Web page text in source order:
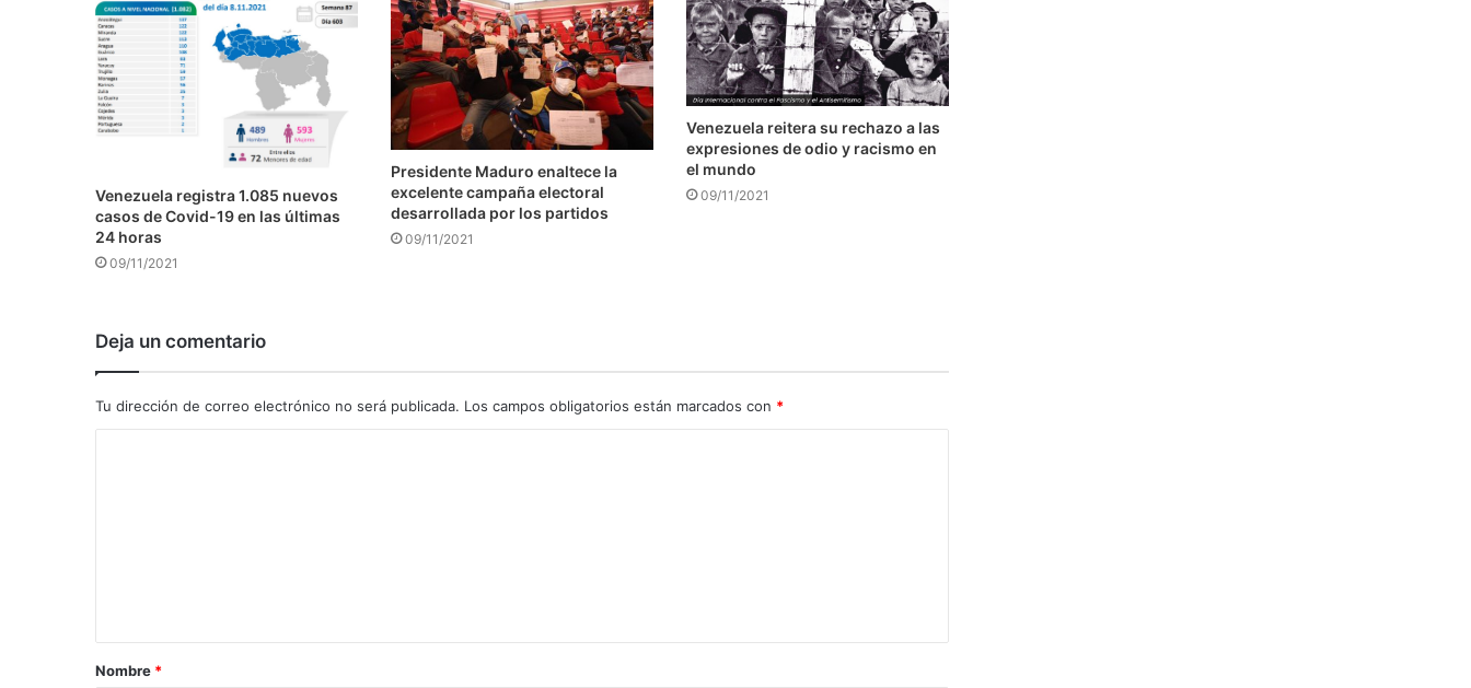
Venezuela registra 1.085 nuevos
casos de Covid-19 en las últimas
24 horas
09/11/2021
Presidente Maduro enaltece la
excelente campaña electoral
desarrollada por los partidos
09/11/2021
Venezuela reitera su rechazo a las
expresiones de odio y racismo en
el mundo
09/11/2021
Deja un comentario
Tu dirección de correo electrónico no será publicada. Los campos obligatorios están marcados con *
a
r
Nombre *